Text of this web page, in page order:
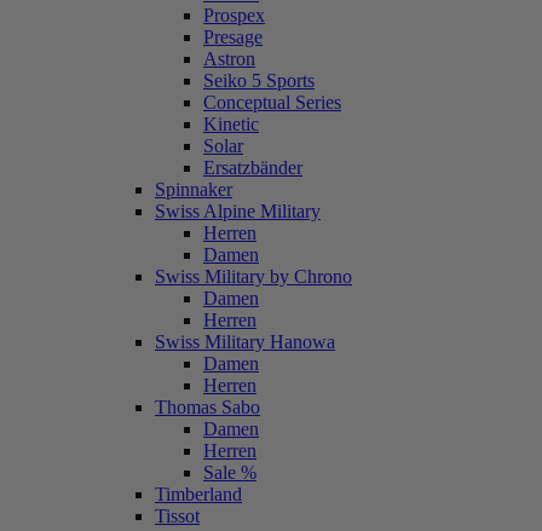
Prospex
Presage
Astron
Seiko 5 Sports
Conceptual Series
Kinetic
Solar
Ersatzbänder
Spinnaker
Swiss Alpine Military
Herren
Damen
Swiss Military by Chrono
Damen
Herren
Swiss Military Hanowa
Damen
Herren
Thomas Sabo
Damen
Herren
Sale %
Timberland
Tissot